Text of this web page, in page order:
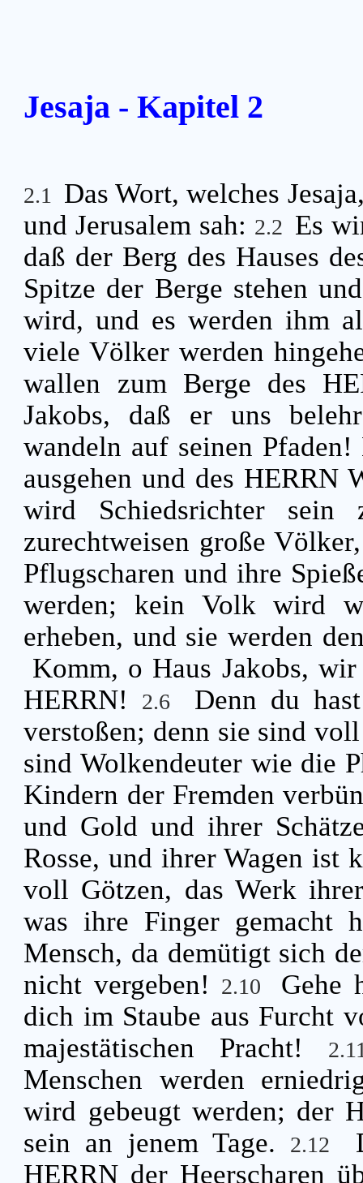
Jesaja - Kapitel 2
2.1
Das Wort, welches
und Jerusalem sah: 2.2 Es
daß der Berg des Hauses
Spitze der Berge stehen
wird, und es werden ihm
viele Völker werden
wallen zum Berge des
Jakobs, daß er uns
wandeln auf seinen
ausgehen und des HERRN
wird Schiedsrichter sein
zurechtweisen große
Pflugscharen und ihre
werden; kein Volk wird
erheben, und sie werden
Komm, o Haus Jakobs,
HERRN!
2.6
Denn du
verstoßen; denn sie sind
sind Wolkendeuter wie die
Kindern der Fremden
und Gold und ihrer
Rosse, und ihrer Wagen ist
voll Götzen, das Werk
was ihre Finger gemacht
Mensch, da demütigt sich
nicht vergeben!
2.10
Gehe
dich im Staube aus Furcht
majestätischen Pracht!
Menschen werden
wird gebeugt werden; der
sein an jenem Tage.
2.12
HERRN der Heerscharen